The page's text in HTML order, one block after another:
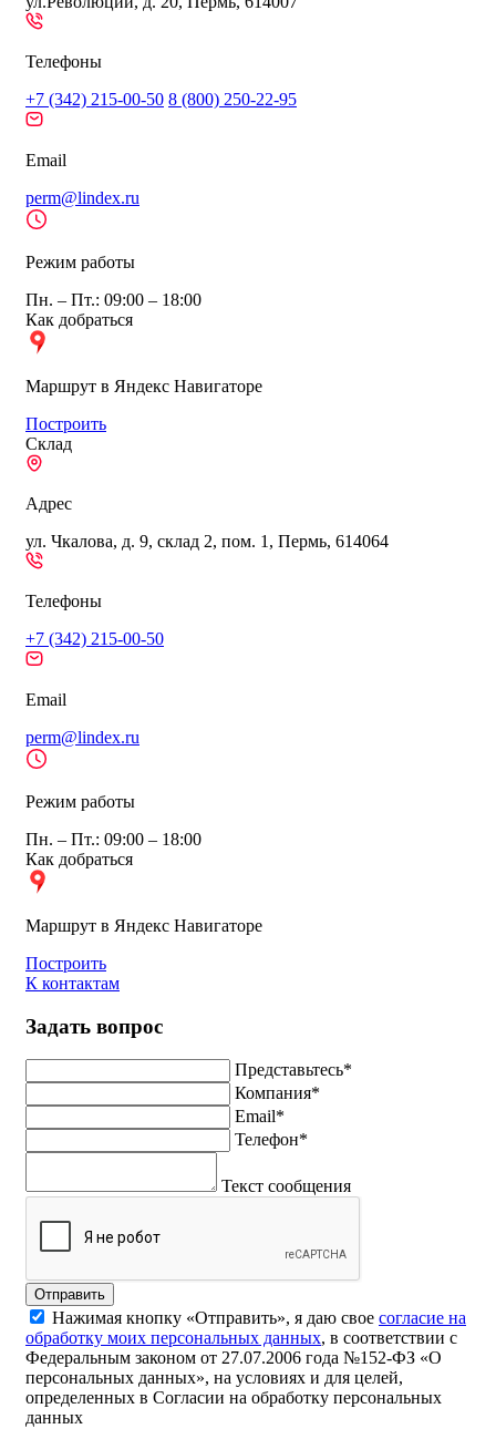
Телефоны
+7 (342) 215-00-50 8 (800) 250-22-95
Email
perm@lindex.ru
Режим работы
Пн. – Пт.: 09:00 – 18:00
Как добраться
Маршрут в Яндекс Навигаторе
Построить
Склад
Адрес
ул. Чкалова, д. 9, склад 2, пом. 1, Пермь, 614064
Телефоны
+7 (342) 215-00-50
Email
perm@lindex.ru
Режим работы
Пн. – Пт.: 09:00 – 18:00
Как добраться
Маршрут в Яндекс Навигаторе
Построить
К контактам
Задать вопрос
Представьтесь*
Компания*
Email*
Телефон*
Текст сообщения
Отправить
Нажимая кнопку «Отправить», я даю свое согласие на
обработку моих персональных данных, в соответствии с
Федеральным законом от 27.07.2006 года №152-ФЗ «О
персональных данных», на условиях и для целей,
определенных в Согласии на обработку персональных
данных